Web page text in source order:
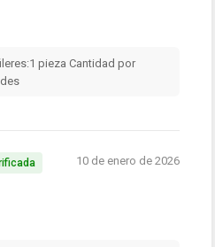
pieza Cantidad por
10 de enero de 2026